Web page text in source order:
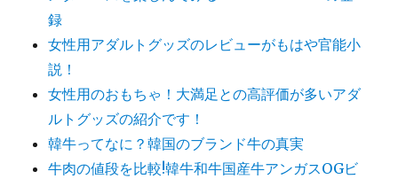
録
女性用アダルトグッズのレビューがもはや官能小
説！
女性用のおもちゃ！大満足との高評価が多いアダ
ルトグッズの紹介です！
韓牛ってなに？韓国のブランド牛の真実
牛肉の値段を比較!韓牛和牛国産牛アンガスOGビ